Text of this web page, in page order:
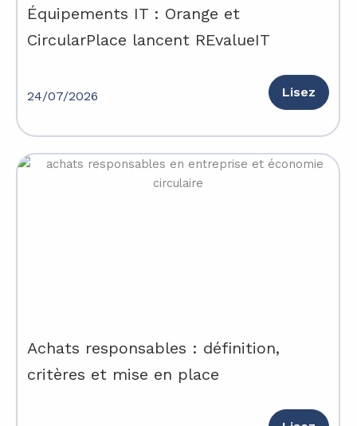
Équipements IT : Orange et
CircularPlace lancent REvalueIT
24/07/2026 Lisez
Achats responsables : définition,
critères et mise en place